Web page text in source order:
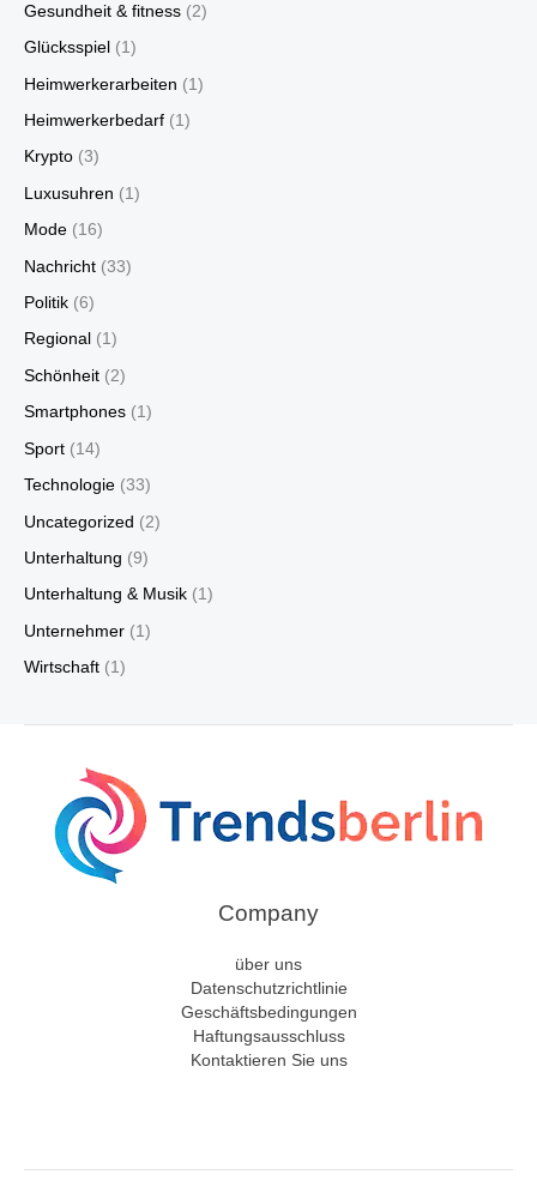
Gesundheit & fitness (2)
Glücksspiel (1)
Heimwerkerarbeiten (1)
Heimwerkerbedarf (1)
Krypto (3)
Luxusuhren (1)
Mode (16)
Nachricht (33)
Politik (6)
Regional (1)
Schönheit (2)
Smartphones (1)
Sport (14)
Technologie (33)
Uncategorized (2)
Unterhaltung (9)
Unterhaltung & Musik (1)
Unternehmer (1)
Wirtschaft (1)
Company
über uns
Datenschutzrichtlinie
Geschäftsbedingungen
Haftungsausschluss
Kontaktieren Sie uns